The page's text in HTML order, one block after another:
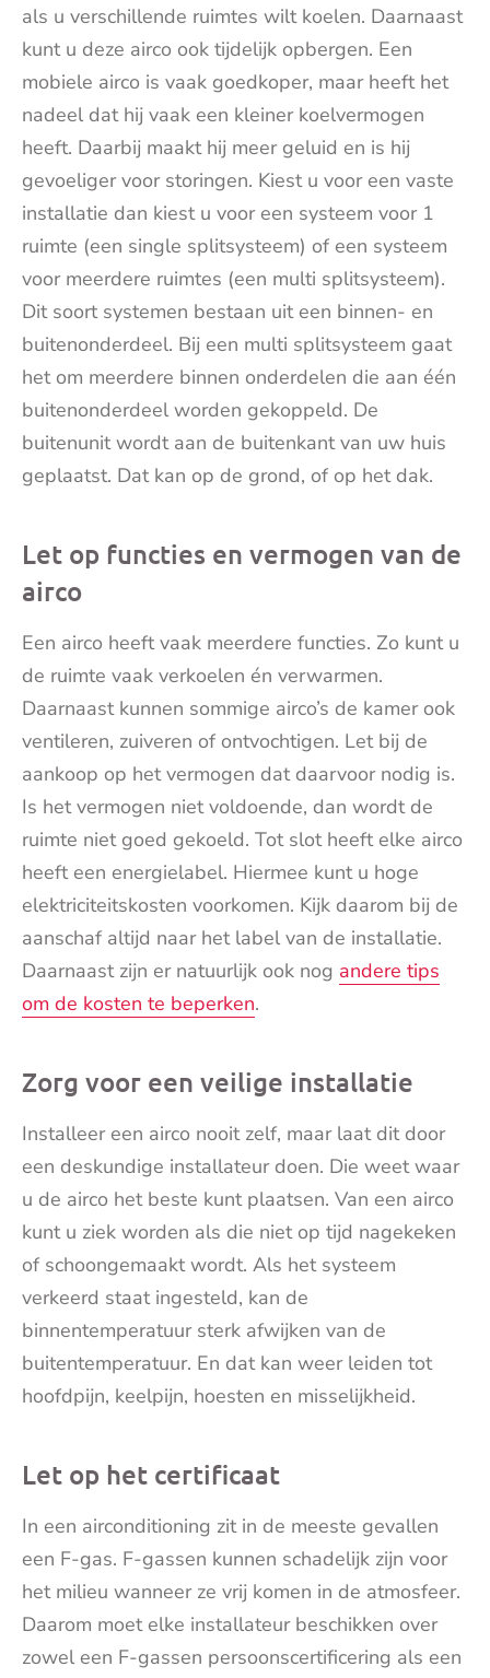
als u verschillende ruimtes wilt koelen. Daarnaast
kunt u deze airco ook tijdelijk opbergen. Een
mobiele airco is vaak goedkoper, maar heeft het
nadeel dat hij vaak een kleiner koelvermogen
heeft. Daarbij maakt hij meer geluid en is hij
gevoeliger voor storingen. Kiest u voor een vaste
installatie dan kiest u voor een systeem voor 1
ruimte (een single splitsysteem) of een systeem
voor meerdere ruimtes (een multi splitsysteem).
Dit soort systemen bestaan uit een binnen- en
buitenonderdeel. Bij een multi splitsysteem gaat
het om meerdere binnen onderdelen die aan één
buitenonderdeel worden gekoppeld. De
buitenunit wordt aan de buitenkant van uw huis
geplaatst. Dat kan op de grond, of op het dak.
Let op functies en vermogen van de
airco
Een airco heeft vaak meerdere functies. Zo kunt u
de ruimte vaak verkoelen én verwarmen.
Daarnaast kunnen sommige airco’s de kamer ook
ventileren, zuiveren of ontvochtigen. Let bij de
aankoop op het vermogen dat daarvoor nodig is.
Is het vermogen niet voldoende, dan wordt de
ruimte niet goed gekoeld. Tot slot heeft elke airco
heeft een energielabel. Hiermee kunt u hoge
elektriciteitskosten voorkomen. Kijk daarom bij de
aanschaf altijd naar het label van de installatie.
Daarnaast zijn er natuurlijk ook nog andere tips
om de kosten te beperken.
Zorg voor een veilige installatie
Installeer een airco nooit zelf, maar laat dit door
een deskundige installateur doen. Die weet waar
u de airco het beste kunt plaatsen. Van een airco
kunt u ziek worden als die niet op tijd nagekeken
of schoongemaakt wordt. Als het systeem
verkeerd staat ingesteld, kan de
binnentemperatuur sterk afwijken van de
buitentemperatuur. En dat kan weer leiden tot
hoofdpijn, keelpijn, hoesten en misselijkheid.
Let op het certificaat
In een airconditioning zit in de meeste gevallen
een F-gas. F-gassen kunnen schadelijk zijn voor
het milieu wanneer ze vrij komen in de atmosfeer.
Daarom moet elke installateur beschikken over
zowel een F-gassen persoonscertificering als een